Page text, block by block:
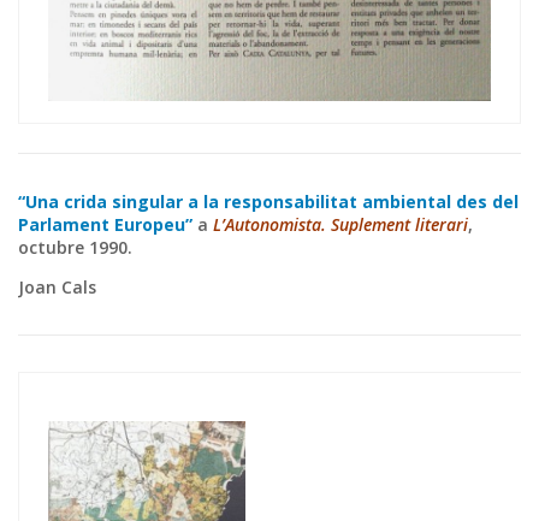
“Una crida singular a la responsabilitat ambiental des del
Parlament Europeu” a L’Autonomista. Suplement literari,
octubre 1990.
Joan Cals